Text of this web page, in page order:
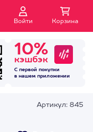
Войти Корзина
10%
кэшбэк
С первой покупки
в нашем приложении
Артикул: 845